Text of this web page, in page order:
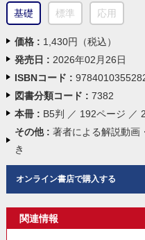
基礎 標準 応用
価格 : 1,430円（税込）
発売日 : 2026年02月26日
ISBNコード :
図書分類コード : 7382
本冊 : B5判 ／ 192ページ ／
その他 : 著者による解説動画
き
オンライン書店で購入する
関連情報